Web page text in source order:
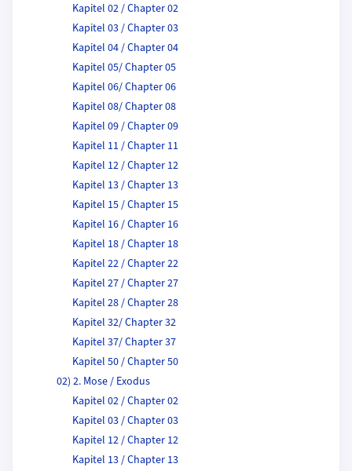
Kapitel 02 / Chapter 02
Kapitel 03 / Chapter 03
Kapitel 04 / Chapter 04
Kapitel 05/ Chapter 05
Kapitel 06/ Chapter 06
Kapitel 08/ Chapter 08
Kapitel 09 / Chapter 09
Kapitel 11 / Chapter 11
Kapitel 12 / Chapter 12
Kapitel 13 / Chapter 13
Kapitel 15 / Chapter 15
Kapitel 16 / Chapter 16
Kapitel 18 / Chapter 18
Kapitel 22 / Chapter 22
Kapitel 27 / Chapter 27
Kapitel 28 / Chapter 28
Kapitel 32/ Chapter 32
Kapitel 37/ Chapter 37
Kapitel 50 / Chapter 50
02) 2. Mose / Exodus
Kapitel 02 / Chapter 02
Kapitel 03 / Chapter 03
Kapitel 12 / Chapter 12
Kapitel 13 / Chapter 13